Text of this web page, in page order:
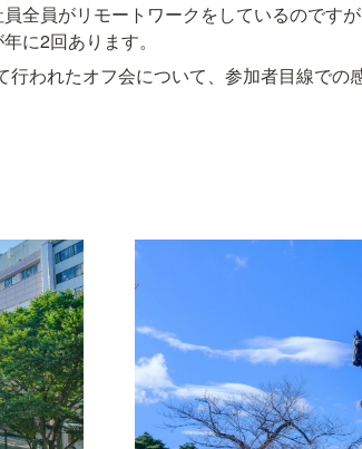
全員がリモートワークをしているのです
に2回あります。
われたオフ会について、参加者目線での